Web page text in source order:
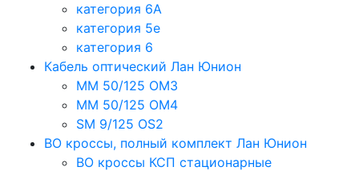
категория 6A
категория 5e
категория 6
Кабель оптический Лан Юнион
MM 50/125 OM3
MM 50/125 OM4
SM 9/125 OS2
ВО кроссы, полный комплект Лан Юнион
ВО кроссы КСП стационарные